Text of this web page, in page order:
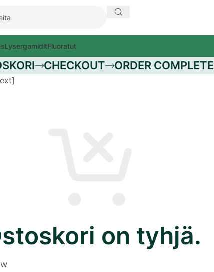
LysergamiditFluoratut
CHECKOUT ORDER COMPLETE
on tyhjä.